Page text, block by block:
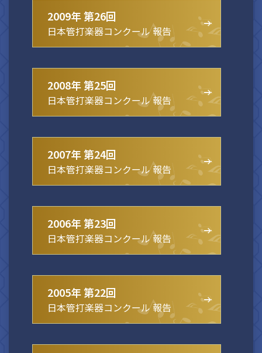
2009年 第26回
日本管打楽器コンクール 報告
2008年 第25回
日本管打楽器コンクール 報告
2007年 第24回
日本管打楽器コンクール 報告
2006年 第23回
日本管打楽器コンクール 報告
2005年 第22回
日本管打楽器コンクール 報告